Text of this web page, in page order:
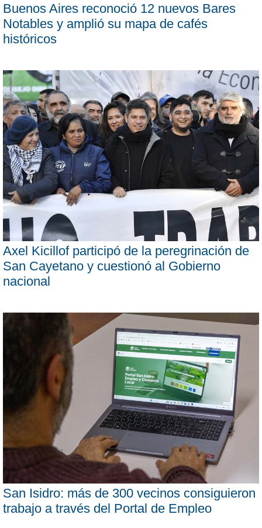
Buenos Aires reconoció 12 nuevos Bares
Notables y amplió su mapa de cafés
históricos
Axel Kicillof participó de la peregrinación de
San Cayetano y cuestionó al Gobierno
nacional
San Isidro: más de 300 vecinos consiguieron
trabajo a través del Portal de Empleo